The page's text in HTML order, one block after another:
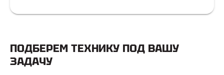
ПОДБЕРЕМ ТЕХНИКУ ПОД ВАШУ
ЗАДАЧУ